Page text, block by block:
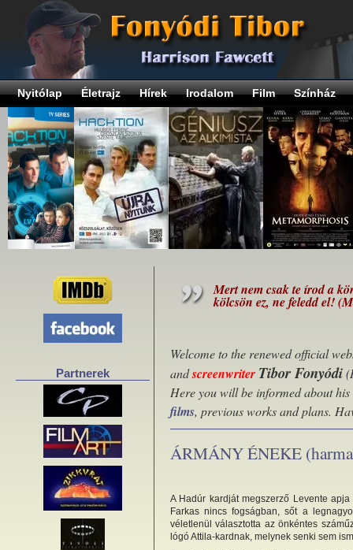
Nyitólap Életrajz Hírek Irodalom Film Színház
Partnerek
Mert nem csak te írod a
kölcsön ez, ne feledd el!
Welcome to the renewed official
andscreenwriter Tibor Fonyódi
Here you will be informed about
films, previous works and plans.
ÁRMÁNY ÉNEKE
A Hadúr kardját megszerző Levente
Farkas nincs fogságban, sőt a
véletlenül választotta az önkéntes
lógó Attila-kardnak, melynek senki sem